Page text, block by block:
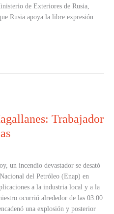
de Exteriores de Rusia,
Rusia apoya la libre expresión
Trabajador
un incendio devastador se desató
del Petróleo (Enap) en
a la industria local y a la
ocurrió alrededor de las 03:00
una explosión y posterior